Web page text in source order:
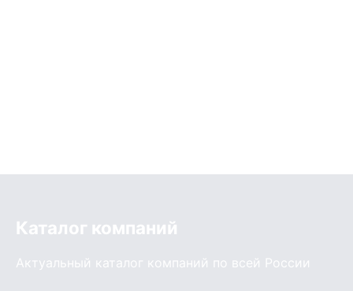
Каталог компаний
Актуальный каталог компаний по всей России